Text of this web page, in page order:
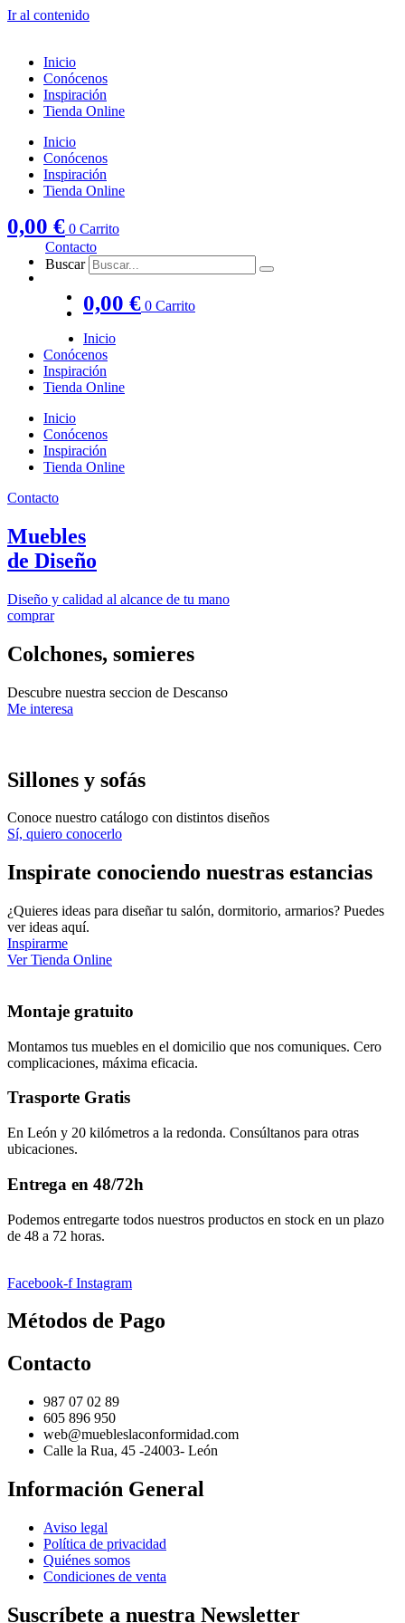
Ir al contenido
Inicio
Conócenos
Inspiración
Tienda Online
Inicio
Conócenos
Inspiración
Tienda Online
0,00 € 0 Carrito
Contacto
Buscar
0,00 € 0 Carrito
Inicio
Conócenos
Inspiración
Tienda Online
Inicio
Conócenos
Inspiración
Tienda Online
Contacto
Muebles
de Diseño
Diseño y calidad al alcance de tu mano
comprar
Colchones, somieres
Descubre nuestra seccion de Descanso
Me interesa
Sillones y sofás
Conoce nuestro catálogo con distintos diseños
Sí, quiero conocerlo
Inspirate conociendo nuestras estancias
¿Quieres ideas para diseñar tu salón, dormitorio, armarios? Puedes
ver ideas aquí.
Inspirarme
Ver Tienda Online
Montaje gratuito
Montamos tus muebles en el domicilio que nos comuniques. Cero
complicaciones, máxima eficacia.
Trasporte Gratis
En León y 20 kilómetros a la redonda. Consúltanos para otras
ubicaciones.
Entrega en 48/72h
Podemos entregarte todos nuestros productos en stock en un plazo
de 48 a 72 horas.
Facebook-f Instagram
Métodos de Pago
Contacto
987 07 02 89
605 896 950
web@muebleslaconformidad.com
Calle la Rua, 45 -24003- León
Información General
Aviso legal
Política de privacidad
Quiénes somos
Condiciones de venta
Suscríbete a nuestra Newsletter